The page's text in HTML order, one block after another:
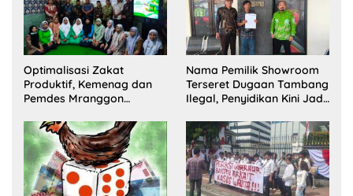
Optimalisasi Zakat
Produktif, Kemenag dan
Pemdes Mranggon
Pelaksana Kampung
Zakat
Nama Pemilik Showroom
Terseret Dugaan Tambang
Ilegal, Penyidikan Kini Jadi